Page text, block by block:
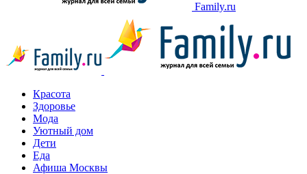
Family.ru
Красота
Здоровье
Мода
Уютный дом
Дети
Еда
Афиша Москвы